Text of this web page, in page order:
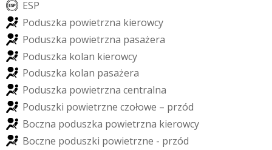
ESP
Poduszka powietrzna kierowcy
Poduszka powietrzna pasażera
Poduszka kolan kierowcy
Poduszka kolan pasażera
Poduszka powietrzna centralna
Poduszki powietrzne czołowe – przód
Boczna poduszka powietrzna kierowcy
Boczne poduszki powietrzne - przód